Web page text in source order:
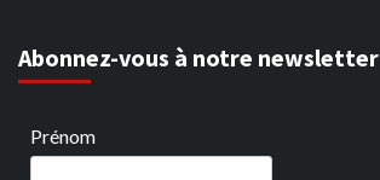
Abonnez-vous à notre newsletter
Prénom